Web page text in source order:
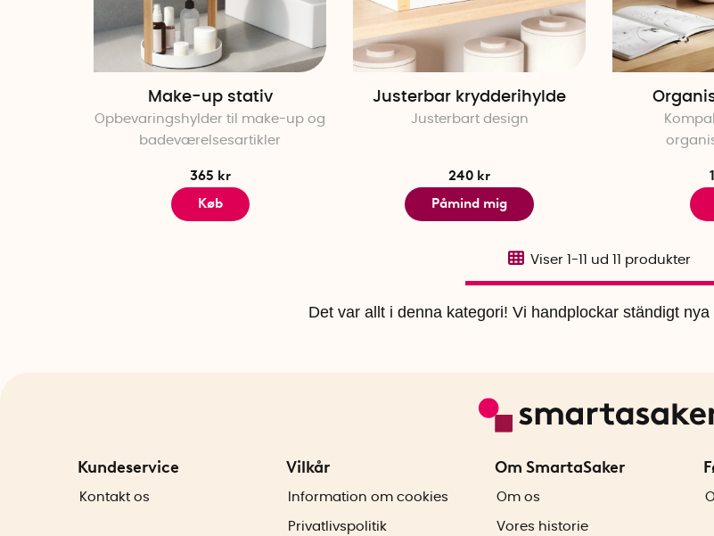
Make-up stativ
Opbevaringshylder til make-up og
badeværelsesartikler
365 kr
Køb
Justerbar krydderihylde
Justerbart design
240 kr
Påmind mig
Det var allt i denna kategori! Vi handplockar ständigt
Viser 1-11 ud 11 produkter
Kundeservice
Kontakt os
Vilkår
Information om cookies
Privatlivspolitik
Om SmartaSaker
Om os
Vores historie